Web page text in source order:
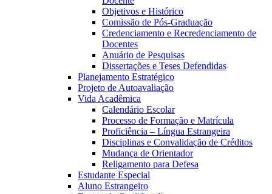
Objetivos e Histórico
Comissão de Pós-Graduação
Credenciamento e Recredenciamento de
Docentes
Anuário de Pesquisas
Dissertações e Teses Defendidas
Planejamento Estratégico
Projeto de Autoavaliação
Vida Acadêmica
Calendário Escolar
Processo de Formação e Matrícula
Proficiência – Língua Estrangeira
Disciplinas e Convalidação de Créditos
Mudança de Orientador
Religamento para Defesa
Estudante Especial
Aluno Estrangeiro